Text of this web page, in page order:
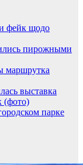
фейк щодо
пирожными
маршрутка
выставка
(фото)
парке